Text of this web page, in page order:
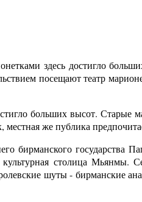
здесь достигло
посещают театр
больших высот. Старые
же публика
бирманского государства
столица Мьянмы.
шуты - бирманские